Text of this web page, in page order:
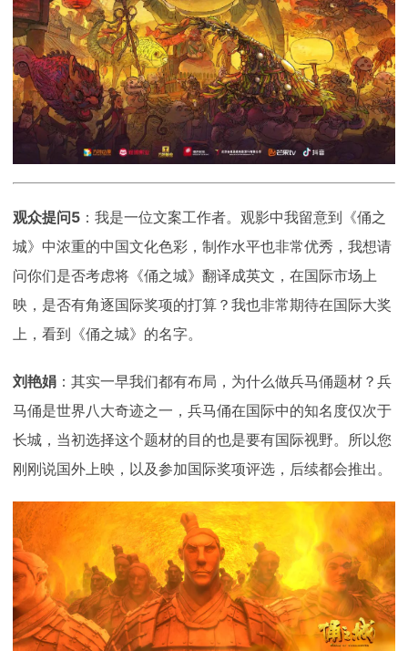
观众提问5 ：我是一位文案工作者。观影中我留意到《俑之
城》中浓重的中国文化色彩，制作水平也非常优秀，我想请
问你们是否考虑将《俑之城》翻译成英文，在国际市场上
映，是否有角逐国际奖项的打算？我也非常期待在国际大奖
上，看到《俑之城》的名字。
刘艳娟 ：其实一早我们都有布局，为什么做兵马俑题材？兵
马俑是世界八大奇迹之一，兵马俑在国际中的知名度仅次于
长城，当初选择这个题材的目的也是要有国际视野。所以您
刚刚说国外上映，以及参加国际奖项评选，后续都会推出。